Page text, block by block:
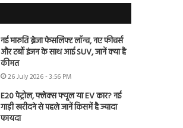
नई मारुति ब्रेजा फेसलिफ्ट लॉन्च, नए फीचर्स
और टर्बो इंजन के साथ आई SUV, जानें क्या है
कीमत
26 July 2026 - 3:56 PM
E20 पेट्रोल, फ्लेक्स फ्यूल या EV कार? नई
गाड़ी खरीदने से पहले जानें किसमें है ज्यादा
फायदा